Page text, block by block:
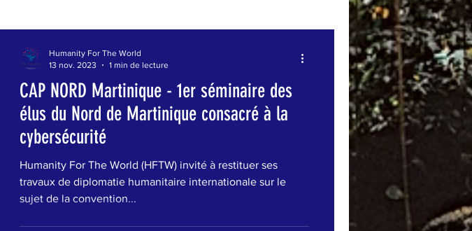
CAP NORD Martinique - 1er séminaire des
élus du Nord de Martinique consacré à la
cybersécurité
Humanity For The World (HFTW) invité à restituer ses
travaux de diplomatie humanitaire internationale sur le
sujet de la convention...
Humanity For The World
13 nov. 2023
1 min de lecture